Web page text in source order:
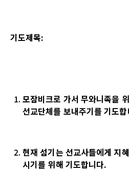
기도제목:
모잠비크로 가서 무와니족을
선교단체를 보내주기를 기도
현재 섬기는 선교사들에게 지
시기를 위해 기도합니다.